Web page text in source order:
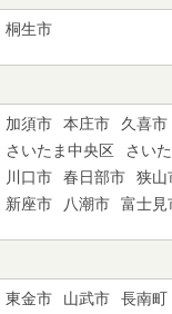
桐生市
加須市 本庄市 久喜市
さいたま中央区
さい
川口市
春日部市 狭山
新座市
八潮市 富士見
東金市 山武市 長南町